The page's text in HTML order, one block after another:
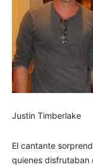
Justin Timberlake
El cantante
quienes disfrutaban